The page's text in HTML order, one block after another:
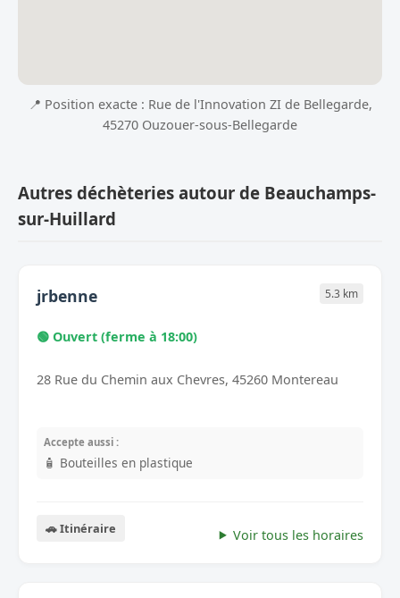
📍 Position exacte : Rue de l'Innovation ZI de Bellegarde,
45270 Ouzouer-sous-Bellegarde
Autres déchèteries autour de Beauchamps-
sur-Huillard
jrbenne 5.3 km
🟢 Ouvert (ferme à 18:00)
28 Rue du Chemin aux Chevres, 45260 Montereau
Accepte aussi :
🧴 Bouteilles en plastique
🚗 Itinéraire Voir tous les horaires